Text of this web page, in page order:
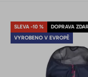
SLEVA -10 %
DOPRAVA
VYROBENO V EVROPĚ